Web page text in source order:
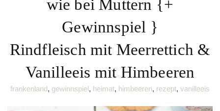
wie bei Muttern {+
Gewinnspiel }
Rindfleisch mit Meerrettich &
Vanilleeis mit Himbeeren
frankenland, gewinnspiel, heimat, himbeeren, rezept, vanilleeis